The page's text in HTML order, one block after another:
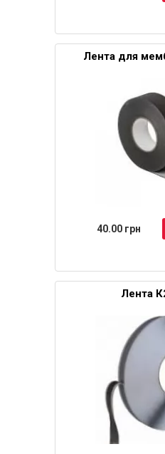
Лента для
40.00 грн
Лента